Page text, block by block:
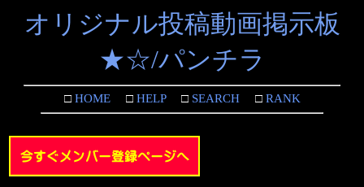
オリジナル投稿動画掲示板
★☆/パンチラ
□HOME□HELP□SEARCH□RANK